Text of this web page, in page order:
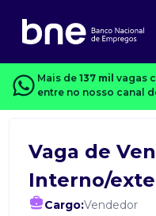
Mais de 137 mil vagas
entre no nosso canal
Vaga de
Interno/
Cargo:Vendedor